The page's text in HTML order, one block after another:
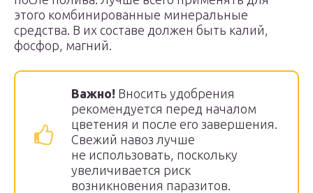
этого комбинированные минеральные
средства. В их составе должен быть калий,
фосфор, магний.
Важно! Вносить удобрения
рекомендуется перед началом
цветения и после его завершения.
Свежий навоз лучше
не использовать, поскольку
увеличивается риск
возникновения паразитов.